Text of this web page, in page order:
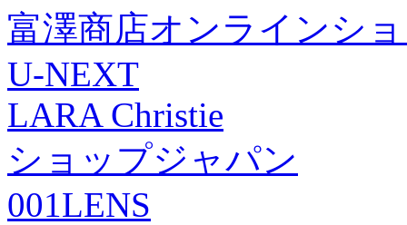
富澤商店オンラインシ
U-NEXT
LARA Christie
ショップジャパン
001LENS